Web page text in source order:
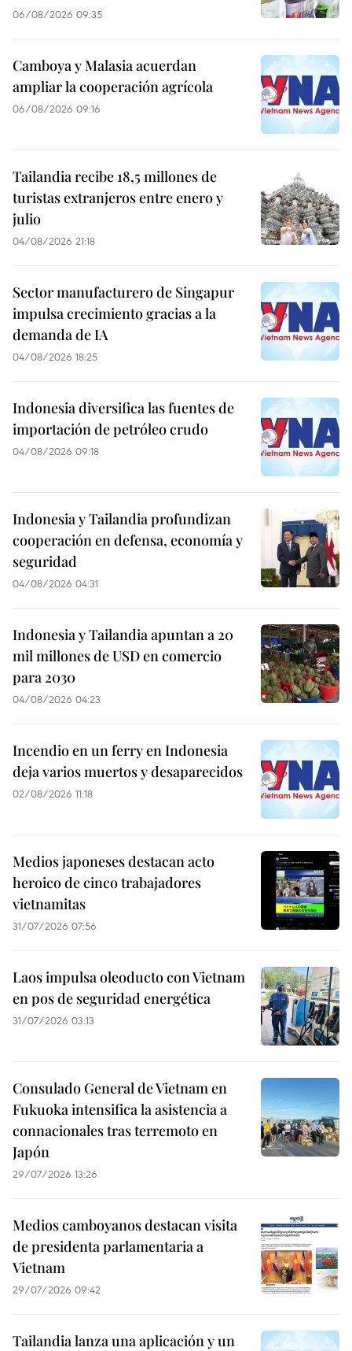
06/08/2026 09:35
Camboya y Malasia acuerdan
ampliar la cooperación agrícola
06/08/2026 09:16
Tailandia recibe 18,5 millones de
turistas extranjeros entre enero y
julio
04/08/2026 21:18
Sector manufacturero de Singapur
impulsa crecimiento gracias a la
demanda de IA
04/08/2026 18:25
Indonesia diversifica las fuentes de
importación de petróleo crudo
04/08/2026 09:18
Indonesia y Tailandia profundizan
cooperación en defensa, economía y
seguridad
04/08/2026 04:31
Indonesia y Tailandia apuntan a 20
mil millones de USD en comercio
para 2030
04/08/2026 04:23
Incendio en un ferry en Indonesia
deja varios muertos y desaparecidos
02/08/2026 11:18
Medios japoneses destacan acto
heroico de cinco trabajadores
vietnamitas
31/07/2026 07:56
Laos impulsa oleoducto con Vietnam
en pos de seguridad energética
31/07/2026 03:13
Consulado General de Vietnam en
Fukuoka intensifica la asistencia a
connacionales tras terremoto en
Japón
29/07/2026 13:26
Medios camboyanos destacan visita
de presidenta parlamentaria a
Vietnam
29/07/2026 09:42
Tailandia lanza una aplicación y un